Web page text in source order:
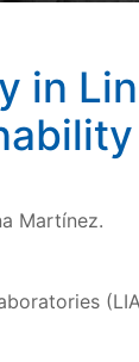
in
Martínez.